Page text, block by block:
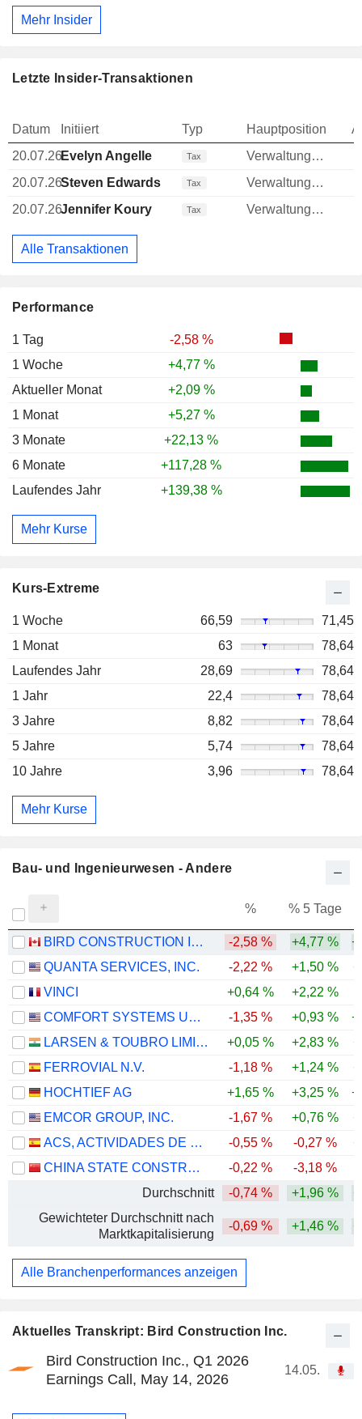
Aktuelles Transkript: Bird Construction Inc.
Bird Construction Inc., Q1 2026
Earnings Call, May 14, 2026
14.05.
Performance
1 Tag
-2,58 %
1 Woche
+4,77 %
Aktueller Monat
+2,09 %
1 Monat
+5,27 %
3 Monate
+22,13 %
6 Monate
+117,28 %
Laufendes Jahr
+139,38 %
Mehr Kurse
Kurs-Extreme
1 Woche 66,59
71,45
1 Monat
63
78,64
Laufendes Jahr
28,69
78,64
1 Jahr
22,4
78,64
3 Jahre
8,82
78,64
5 Jahre
5,74
78,64
10 Jahre
3,96 78,64
Mehr Kurse
Mehr Insider
Letzte Insider-Transaktionen
Datum Initiiert Typ Hauptposition
20.07.26Evelyn Angelle Tax
Verwaltungsratsmitglied
20.07.26Steven Edwards Tax
Verwaltungsratsmitglied
20.07.26Jennifer Koury Tax Verwaltungsratsmitglied
Alle Transaktionen
Bau- und Ingenieurwesen - Andere
% % 5 Tage
BIRD CONSTRUCTION INC. -2,58 % +4,77 %
QUANTA SERVICES, INC.
-2,22 % +1,50 %
VINCI
+0,64 % +2,22 %
COMFORT SYSTEMS USA, INC.
-1,35 % +0,93 %
LARSEN & TOUBRO LIMITED
+0,05 % +2,83 %
FERROVIAL N.V.
-1,18 % +1,24 %
HOCHTIEF AG
+1,65 % +3,25 %
EMCOR GROUP, INC.
-1,67 % +0,76 %
ACS, ACTIVIDADES DE CONSTRUCCIÓN Y SERVICIOS, S.A.
-0,55 % -0,27 %
CHINA STATE CONSTRUCTION ENGINEERING CORPORATION LIMITED
-0,22 % -3,18 %
Durchschnitt
-0,74 % +1,96 %
Gewichteter Durchschnitt nach
Marktkapitalisierung
-0,69 % +1,46 %
Alle Branchenperformances anzeigen